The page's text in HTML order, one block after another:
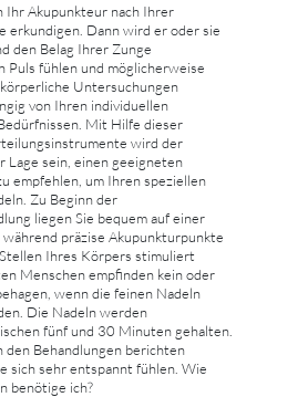
Ihr Akupunkteur nach Ihrer
erkundigen. Dann wird er oder sie
den Belag Ihrer Zunge
Puls fühlen und möglicherweise
Untersuchungen
von Ihren individuellen
Mit Hilfe dieser
wird der
Lage sein, einen geeigneten
empfehlen, um Ihren speziellen
Zu Beginn der
liegen Sie bequem auf einer
während präzise Akupunkturpunkte
Ihres Körpers stimuliert
Menschen empfinden kein oder
wenn die feinen Nadeln
Die Nadeln werden
fünf und 30 Minuten gehalten.
den Behandlungen berichten
sich sehr entspannt fühlen. Wie
benötige ich?